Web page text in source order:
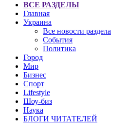
ВСЕ РАЗДЕЛЫ
Главная
Украина
Все новости раздела
События
Политика
Город
Мир
Бизнес
Спорт
Lifestyle
Шоу-биз
Наука
БЛОГИ ЧИТАТЕЛЕЙ